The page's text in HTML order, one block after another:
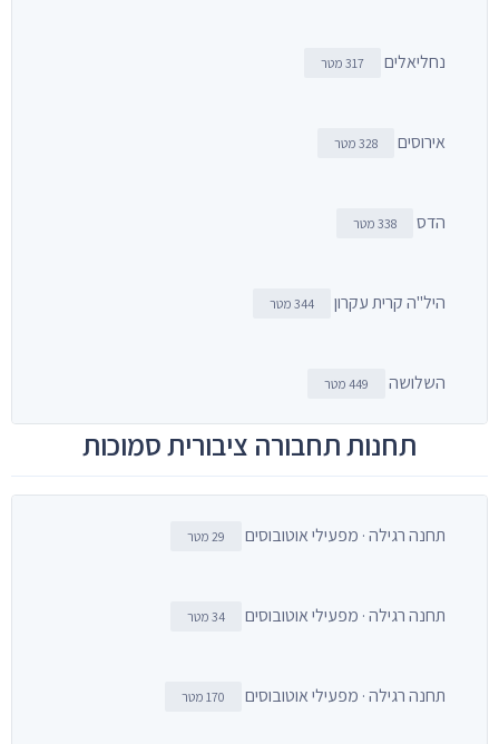
נחליאלים 317 מטר
אירוסים 328 מטר
הדס 338 מטר
היל"ה קרית עקרון 344 מטר
השלושה 449 מטר
תחנות תחבורה ציבורית סמוכות
תחנה רגילה · מפעילי אוטובוסים 29 מטר
תחנה רגילה · מפעילי אוטובוסים 34 מטר
תחנה רגילה · מפעילי אוטובוסים 170 מטר